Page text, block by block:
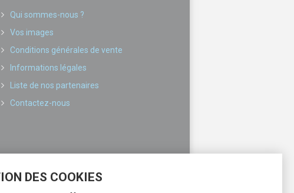
Qui sommes-nous ?
Vos images
Conditions générales de vente
Informations légales
Liste de nos partenaires
Contactez-nous
DES COOKIES